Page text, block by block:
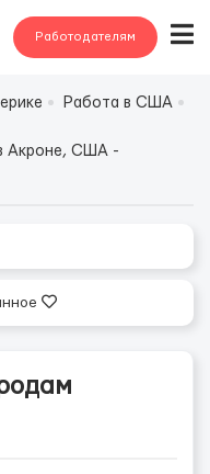
Работодателям
Работа в США
Акроне, США -